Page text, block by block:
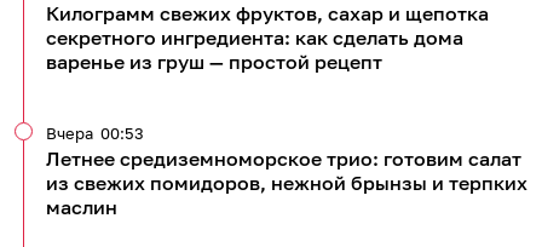
Килограмм свежих фруктов, сахар и щепотка
секретного ингредиента: как сделать дома
варенье из груш — простой рецепт
Летнее средиземноморское трио: готовим салат
из свежих помидоров, нежной брынзы и терпких
маслин
Вчера 00:53